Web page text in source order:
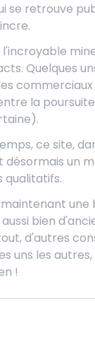
se retrouve
Quelques
la
ce site,
désormais un
qualitatifs.
bien
d'autres
uns les
!